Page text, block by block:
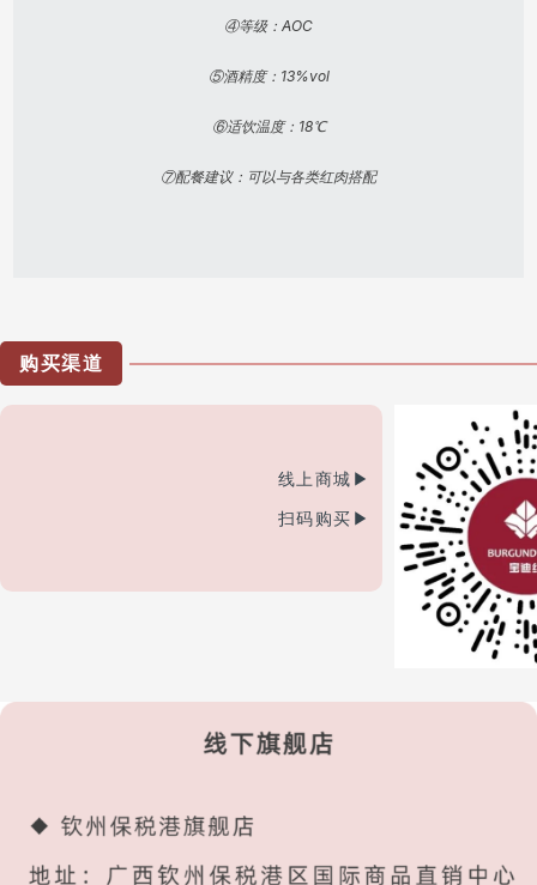
④等级：AOC
⑤酒精度：13%vol
⑥适饮温度：18℃
⑦配餐建议：可以与各类红肉搭配
购买渠道
线上商城▶
扫码购买▶